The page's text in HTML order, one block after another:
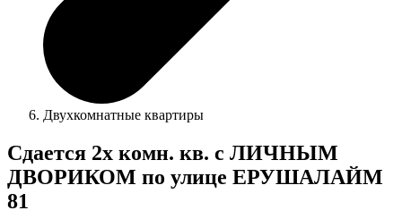
Двухкомнатные квартиры
Сдается 2х комн. кв. с ЛИЧНЫМ
ДВОРИКОМ по улице ЕРУШАЛАЙМ
81